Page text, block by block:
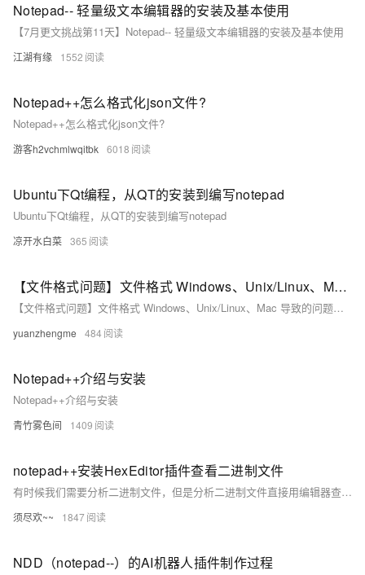
Notepad-- 轻量级文本编辑器的安装及基本使用
【7月更文挑战第11天】Notepad-- 轻量级文本编辑器的安装及基本使用
江湖有缘 1552
Notepad++怎么格式化json文件?
Notepad++怎么格式化json文件?
游客h2vchmlwqitbk 6018
Ubuntu下Qt编程，从QT的安装到编写notepad
Ubuntu下Qt编程，从QT的安装到编写notepad
凉开水白菜 365
【文件格式问题】文件格式 Windows、Unix/Linux、Mac 导致的问题及处理（idea 或 notepad++ 档案格式转换方法）
【文件格式问题】文件格式 Windows、Unix/Linux、Mac 导致的问题及处理（idea 或 notepad++ 档案格式转换方法）
yuanzhengme 484
Notepad++介绍与安装
Notepad++介绍与安装
青竹雾色间 1409
notepad++安装HexEditor插件查看二进制文件
有时候我们需要分析二进制文件，但是分析二进制文件直接用编辑器查看会出现乱码的情况，本文在 notepad++ 软件上安装一个 HexEditor 插件，可方便分析二进制文件。
须尽欢~~ 1847
NDD（notepad--）的AI机器人插件制作过程